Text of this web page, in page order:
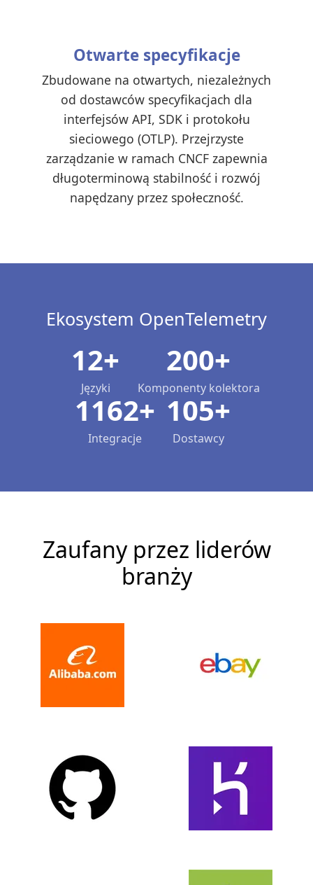
Otwarte specyfikacje
Zbudowane na otwartych, niezależnych
od dostawców specyfikacjach dla
interfejsów API, SDK i protokołu
sieciowego (OTLP). Przejrzyste
zarządzanie w ramach CNCF zapewnia
długoterminową stabilność i rozwój
napędzany przez społeczność.
Ekosystem OpenTelemetry
12+
Języki
200+
Komponenty kolektora
1162+
Integracje
105+
Dostawcy
Zaufany przez liderów
branży